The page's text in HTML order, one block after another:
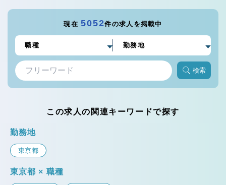
現在5052件の求人を掲載中
検索
この求人の関連キーワードで探す
勤務地
東京都
東京都 × 職種